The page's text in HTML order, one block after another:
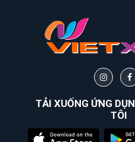
TẢI XUỐNG ỨNG
TÔI